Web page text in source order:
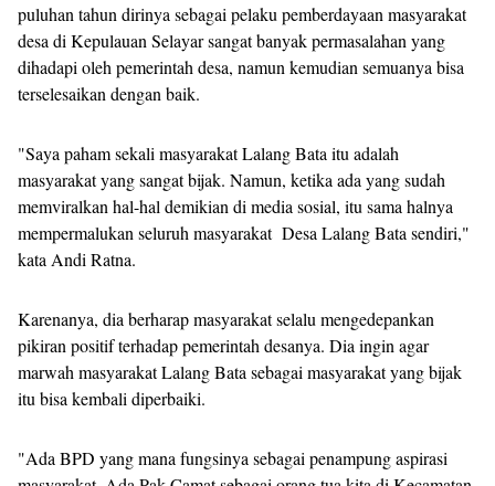
puluhan tahun dirinya sebagai pelaku pemberdayaan masyarakat
desa di Kepulauan Selayar sangat banyak permasalahan yang
dihadapi oleh pemerintah desa, namun kemudian semuanya bisa
terselesaikan dengan baik.
"Saya paham sekali masyarakat Lalang Bata itu adalah
masyarakat yang sangat bijak. Namun, ketika ada yang sudah
memviralkan hal-hal demikian di media sosial, itu sama halnya
mempermalukan seluruh masyarakat Desa Lalang Bata sendiri,"
kata Andi Ratna.
Karenanya, dia berharap masyarakat selalu mengedepankan
pikiran positif terhadap pemerintah desanya. Dia ingin agar
marwah masyarakat Lalang Bata sebagai masyarakat yang bijak
itu bisa kembali diperbaiki.
"Ada BPD yang mana fungsinya sebagai penampung aspirasi